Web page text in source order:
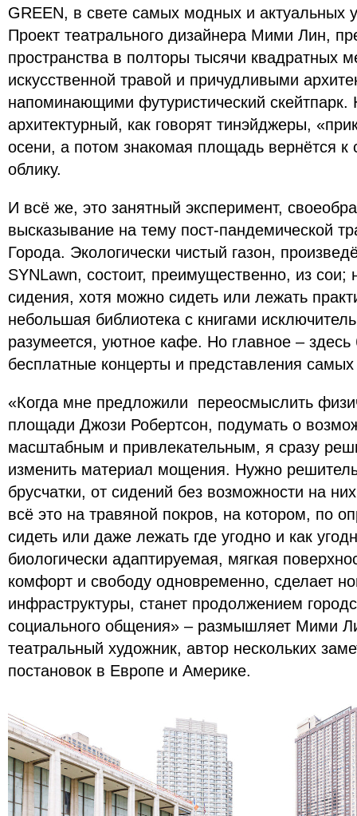
GREEN, в свете самых модных и актуальных
Проект театрального дизайнера Мими Лин,
пространства в полторы тысячи квадратных
искусственной травой и причудливыми
напоминающими футуристический скейтпарк.
архитектурный, как говорят тинэйджеры,
осени, а потом знакомая площадь вернётся к
облику.
И всё же, это занятный эксперимент,
высказывание на тему пост-пандемической
Города. Экологически чистый газон,
SYNLawn, состоит, преимущественно, из
сидения, хотя можно сидеть или лежать
небольшая библиотека с книгами
разумеется, уютное кафе. Но главное – здесь
бесплатные концерты и представления
«Когда мне предложили переосмыслить
площади Джози Робертсон, подумать о
масштабным и привлекательным, я сразу
изменить материал мощения. Нужно
брусчатки, от сидений без возможности на
всё это на травяной покров, на котором, по
сидеть или даже лежать где угодно и как
биологически адаптируемая, мягкая
комфорт и свободу одновременно, сделает
инфраструктуры, станет продолжением
социального общения» – размышляет Мими
театральный художник, автор нескольких
постановок в Европе и Америке.